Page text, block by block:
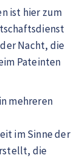
ist hier zum
Nacht, die
Pateinten
mehreren
im Sinne der
die